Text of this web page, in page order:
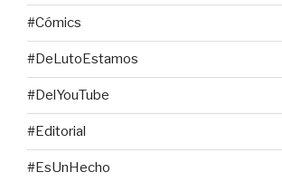
#Cómics
#DeLutoEstamos
#DelYouTube
#Editorial
#EsUnHecho